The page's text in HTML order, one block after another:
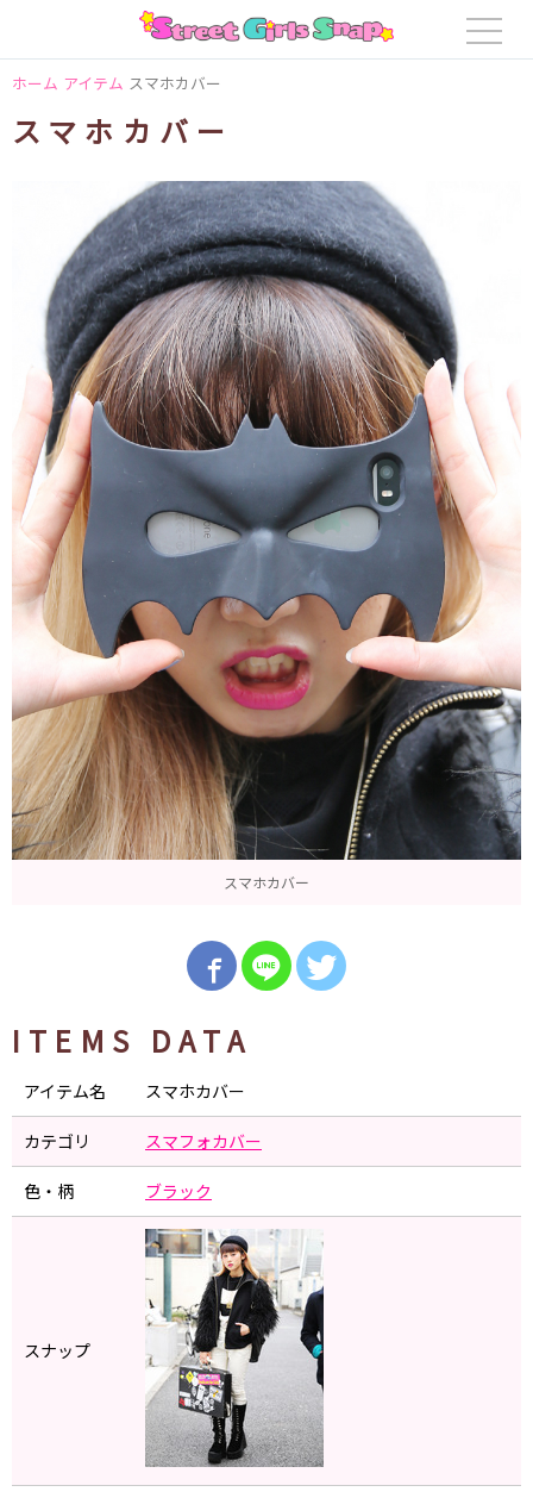
ホーム アイテム スマホカバー
スマホカバー
スマホカバー
ITEMS DATA
アイテム名 スマホカバー
カテゴリ スマフォカバー
色・柄 ブラック
スナップ